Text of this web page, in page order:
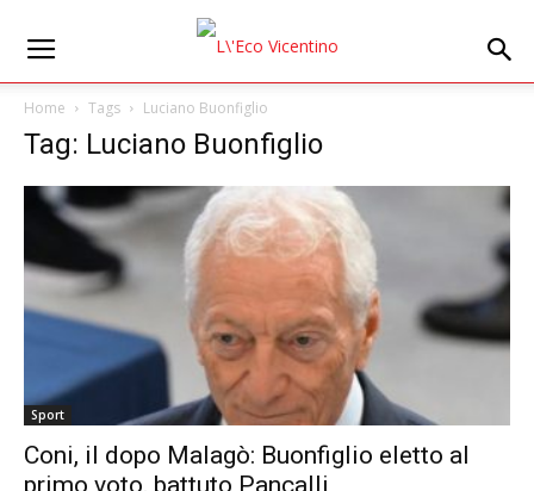
Home Tags Luciano Buonfiglio
Tag: Luciano Buonfiglio
Sport
Coni, il dopo Malagò: Buonfiglio eletto al